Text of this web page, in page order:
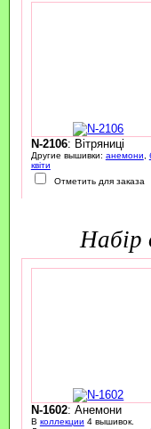
N-2106: Вітряниці
Другие вышивки: анемони
квіти
Отметить для заказа
N-1602: Анемони
В коллекции 4 вышивок.